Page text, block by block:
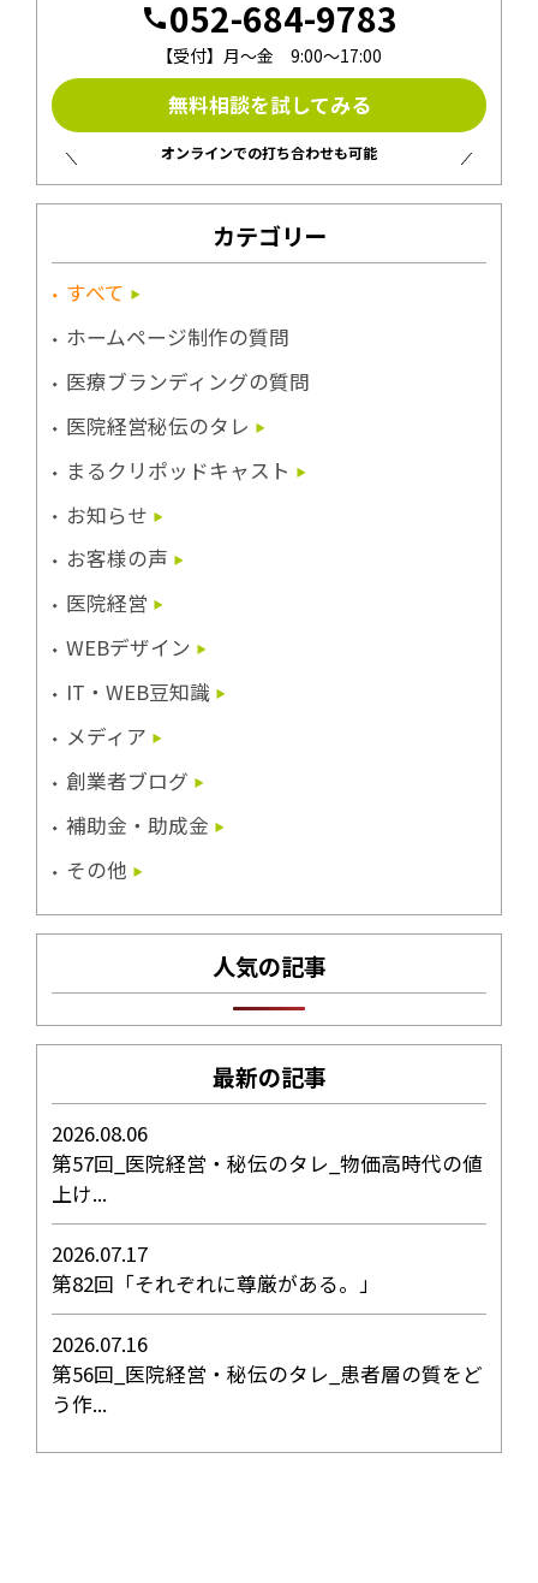
call052-684-9783
【受付】月〜金 9:00〜17:00
無料相談を試してみる
オンラインでの打ち合わせも可能
カテゴリー
すべて
ホームページ制作の質問
医療ブランディングの質問
医院経営秘伝のタレ
まるクリポッドキャスト
お知らせ
お客様の声
医院経営
WEBデザイン
IT・WEB豆知識
メディア
創業者ブログ
補助金・助成金
その他
人気の記事
最新の記事
2026.08.06
第57回_医院経営・秘伝のタレ_物価高時代の値
上け...
2026.07.17
第82回「それぞれに尊厳がある。」
2026.07.16
第56回_医院経営・秘伝のタレ_患者層の質をど
う作...